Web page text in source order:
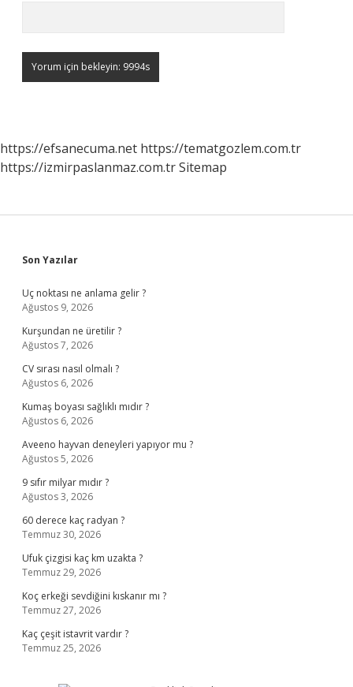
https://efsanecuma.net https://tematgozlem.com.tr
https://izmirpaslanmaz.com.trSitemap
Sidebar
Son Yazılar
Uç noktası ne anlama gelir ?
Ağustos 9, 2026
Kurşundan ne üretilir ?
Ağustos 7, 2026
CV sırası nasıl olmalı ?
Ağustos 6, 2026
Kumaş boyası sağlıklı mıdır ?
Ağustos 6, 2026
Aveeno hayvan deneyleri yapıyor mu ?
Ağustos 5, 2026
9 sıfır milyar mıdır ?
Ağustos 3, 2026
60 derece kaç radyan ?
Temmuz 30, 2026
Ufuk çizgisi kaç km uzakta ?
Temmuz 29, 2026
Koç erkeği sevdiğini kıskanır mı ?
Temmuz 27, 2026
Kaç çeşit istavrit vardır ?
Temmuz 25, 2026